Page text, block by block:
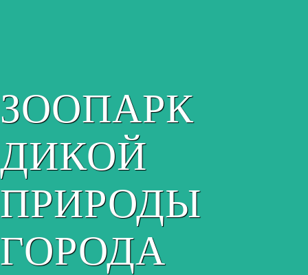
ЗООПАРК
ДИКОЙ
ПРИРОДЫ
ГОРОДА